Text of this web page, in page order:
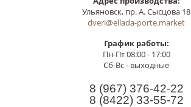
Ульяновск, пр. А. Сысцова 18
dveri@ellada-porte.market
График работы:
Пн-Пт 08:00 - 17:00
Сб-Вс - выходные
8 (967) 376-42-22
8 (8422) 33-55-72